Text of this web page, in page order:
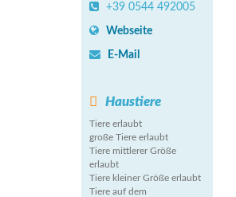
+39 0544 492005
Webseite
E-Mail
Haustiere
Tiere erlaubt
große Tiere erlaubt
Tiere mittlerer Größe
erlaubt
Tiere kleiner Größe erlaubt
Tiere auf dem